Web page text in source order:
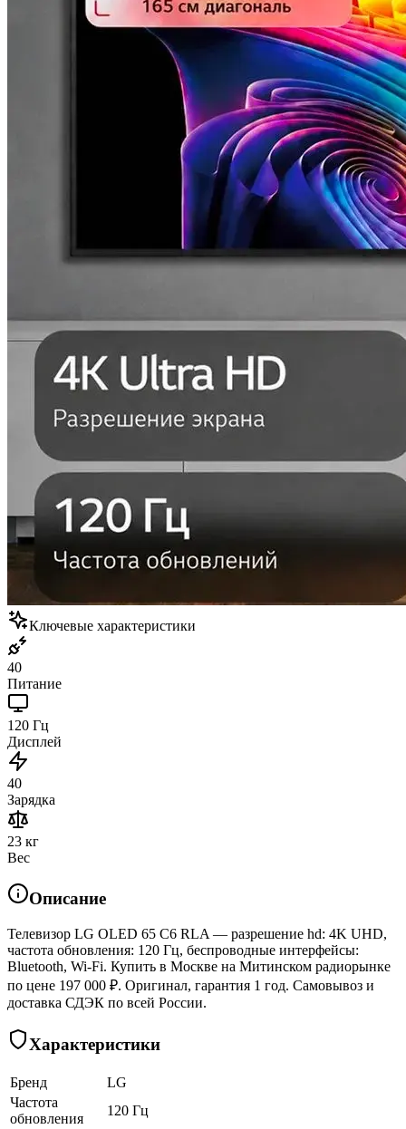
Ключевые характеристики
40
Питание
120 Гц
Дисплей
40
Зарядка
23 кг
Вес
Описание
Телевизор LG OLED 65 C6 RLA — разрешение hd: 4K UHD,
частота обновления: 120 Гц, беспроводные интерфейсы:
Bluetooth, Wi-Fi. Купить в Москве на Митинском радиорынке
по цене 197 000 ₽. Оригинал, гарантия 1 год. Самовывоз и
доставка СДЭК по всей России.
Характеристики
Бренд
LG
Частота
обновления
120 Гц